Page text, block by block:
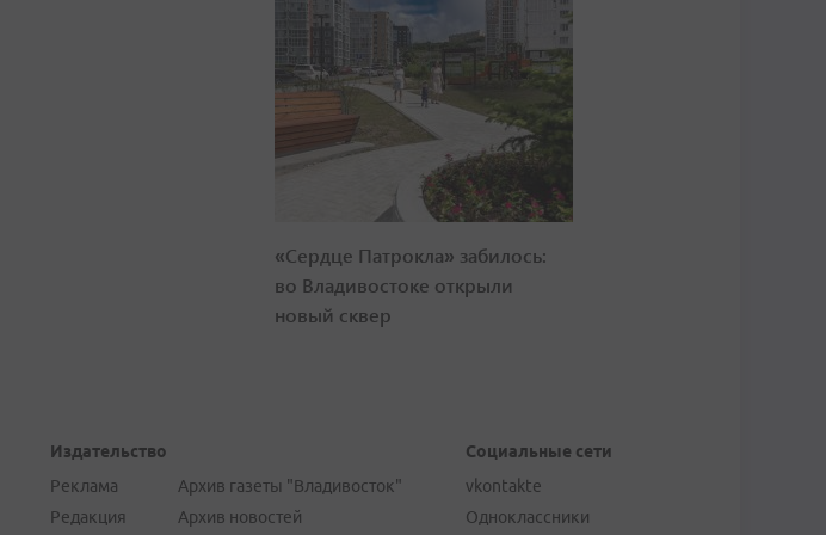
«Сердце Патрокла» забилось:
во Владивостоке открыли
новый сквер
Издательство
Реклама
Редакция
Архив газеты "Владивосток"
Архив новостей
Социальные сети
vkontakte
Одноклассники